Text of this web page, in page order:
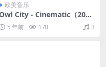
欧美音乐
City - Cinematic（201
8/FLAC/分轨/473M）
5 年前 170 3